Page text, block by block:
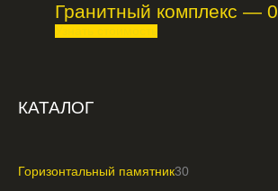
Гранитный комплекс —
КАТАЛОГ
Горизонтальный памятник30